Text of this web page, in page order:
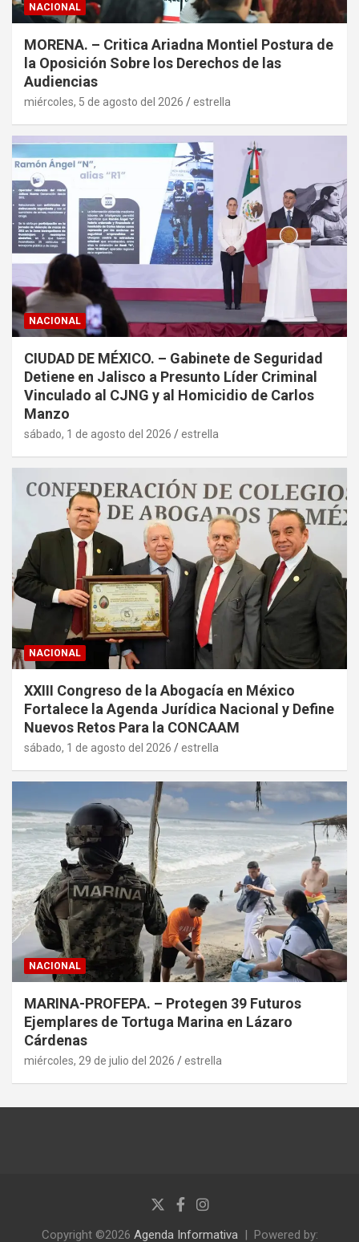
NACIONAL
MORENA. – Critica Ariadna Montiel Postura de
la Oposición Sobre los Derechos de las
Audiencias
miércoles, 5 de agosto del 2026 estrella
NACIONAL
CIUDAD DE MÉXICO. – Gabinete de Seguridad
Detiene en Jalisco a Presunto Líder Criminal
Vinculado al CJNG y al Homicidio de Carlos
Manzo
sábado, 1 de agosto del 2026 estrella
NACIONAL
XXIII Congreso de la Abogacía en México
Fortalece la Agenda Jurídica Nacional y Define
Nuevos Retos Para la CONCAAM
sábado, 1 de agosto del 2026 estrella
NACIONAL
MARINA-PROFEPA. – Protegen 39 Futuros
Ejemplares de Tortuga Marina en Lázaro
Cárdenas
miércoles, 29 de julio del 2026 estrella
Copyright ©2026 Agenda Informativa Powered by: